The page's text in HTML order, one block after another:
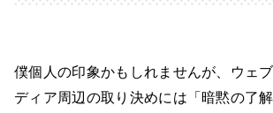
僕個人の印象かもしれませんが、ウェ
ディア周辺の取り決めには「暗黙の了